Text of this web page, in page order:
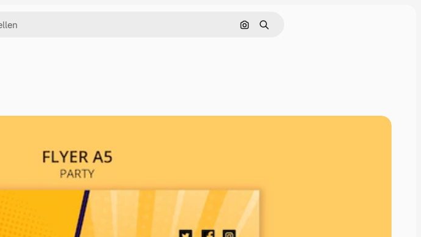
Nach Bild suchen
Suchen